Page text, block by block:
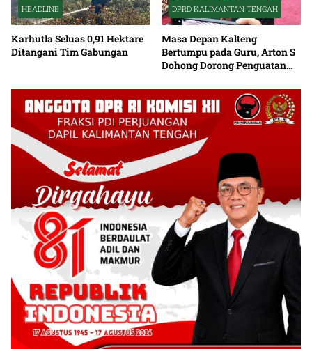
HEADLINE
Karhutla Seluas 0,91 Hektare
Ditangani Tim Gabungan
DPRD KALIMANTAN TENGAH
Masa Depan Kalteng
Bertumpu pada Guru, Arton S
Dohong Dorong Penguatan